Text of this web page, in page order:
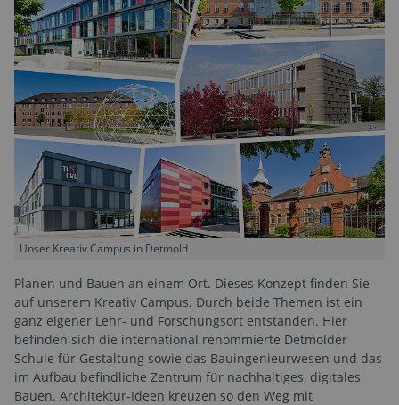
Unser Kreativ Campus in Detmold
Planen und Bauen an einem Ort. Dieses Konzept finden Sie
auf unserem Kreativ Campus. Durch beide Themen ist ein
ganz eigener Lehr- und Forschungsort entstanden. Hier
befinden sich die international renommierte Detmolder
Schule für Gestaltung sowie das Bauingenieurwesen und das
im Aufbau befindliche Zentrum für nachhaltiges, digitales
Bauen. Architektur-Ideen kreuzen so den Weg mit